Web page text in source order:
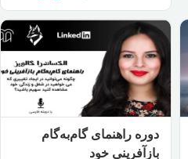
دوره راهنمای گام‌به‌گام
بازآفرینی خود